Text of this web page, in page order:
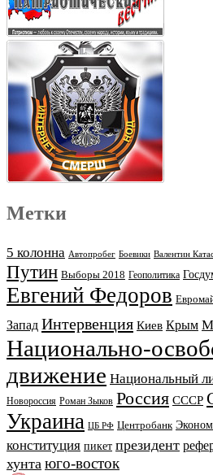
Метки
5 колонна Автопробег Боевики Валентин
Путин Выборы 2018 Геополитика
Евгений Федоров
Запад Интервенция Киев Крым
Национально-
движение Национальный
Новороссия Роман Зыков Россия СССР
Украина ЦБ РФ Центробанк
конституция пикет президент
хунта юго-восток